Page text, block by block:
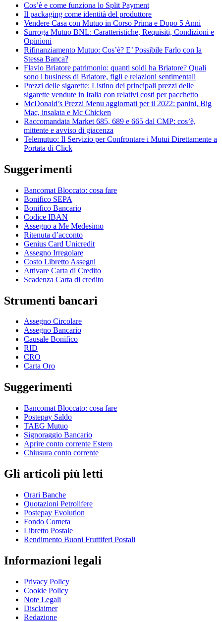
Cos’è e come funziona lo Split Payment
Il packaging come identità del produttore
Vendere Casa con Mutuo in Corso Prima e Dopo 5 Anni
Surroga Mutuo BNL: Caratteristiche, Requisiti, Condizioni e
Opinioni
Rifinanziamento Mutuo: Cos’è? E’ Possibile Farlo con la
Stessa Banca?
Flavio Briatore patrimonio: quanti soldi ha Briatore? Quali
sono i business di Briatore, figli e relazioni sentimentali
Prezzi delle sigarette: Listino dei principali prezzi delle
sigarette vendute in Italia con relativi costi per pacchetto
McDonald’s Prezzi Menu aggiornati per il 2022: panini, Big
Mac, insalata e Mc Chicken
Raccomandata Market 685, 689 e 665 dal CMP: cos’è,
mittente e avviso di giacenza
Telemutuo: Il Servizio per Confrontare i Mutui Direttamente a
Portata di Click
Suggerimenti
Bancomat Bloccato: cosa fare
Bonifico SEPA
Bonifico Bancario
Codice IBAN
Assegno a Me Medesimo
Ritenuta d’acconto
Genius Card Unicredit
Assegno Irregolare
Costo Libretto Assegni
Attivare Carta di Credito
Scadenza Carta di credito
Strumenti bancari
Assegno Circolare
Assegno Bancario
Causale Bonifico
RID
CRO
Carta Oro
Suggerimenti
Bancomat Bloccato: cosa fare
Postepay Saldo
TAEG Mutuo
Signoraggio Bancario
Aprire conto corrente Estero
Chiusura conto corrente
Gli articoli più letti
Orari Banche
Quotazioni Petrolifere
Postepay Evolution
Fondo Cometa
Libretto Postale
Rendimento Buoni Fruttiferi Postali
Informazioni legali
Privacy Policy
Cookie Policy
Note Legali
Disclaimer
Redazione